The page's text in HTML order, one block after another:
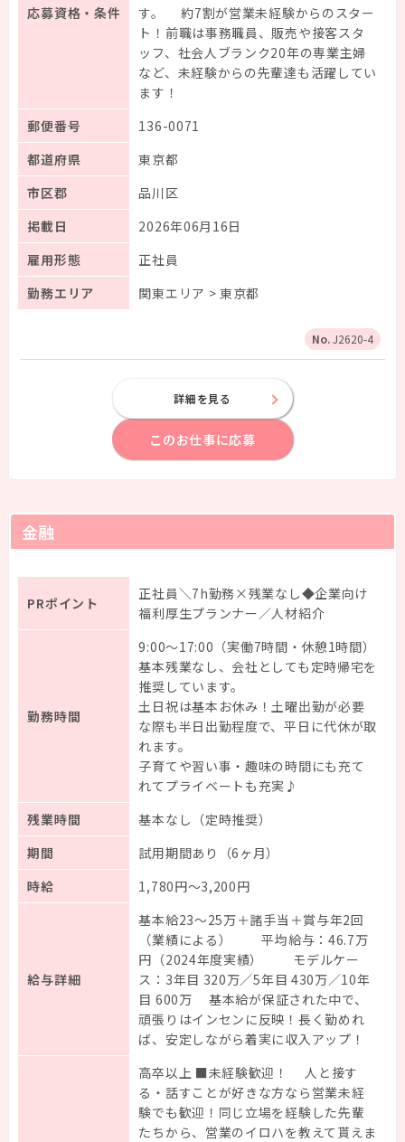
応募資格・条件
す。 約7割が営業未経験からのスター
ト！前職は事務職員、販売や接客スタ
ッフ、社会人ブランク20年の専業主婦
など、未経験からの先輩達も活躍してい
ます！
郵便番号
136-0071
都道府県
東京都
市区郡
品川区
掲載日
2026年06月16日
雇用形態
正社員
勤務エリア
関東エリア > 東京都
J2620-4
詳細を見る
このお仕事に応募
金融
PRポイント
正社員＼7h勤務×残業なし◆企業向け
福利厚生プランナー／人材紹介
勤務時間
9:00～17:00（実働7時間・休憩1時間）
基本残業なし、会社としても定時帰宅を
推奨しています。
土日祝は基本お休み！土曜出勤が必要
な際も半日出勤程度で、平日に代休が取
れます。
子育てや習い事・趣味の時間にも充て
れてプライベートも充実♪
残業時間
基本なし（定時推奨）
期間
試用期間あり（6ヶ月）
時給
1,780円～3,200円
給与詳細
基本給23～25万＋諸手当＋賞与年2回
（業績による） 平均給与：46.7万
円（2024年度実績） モデルケー
ス：3年目 320万／5年目 430万／10年
目 600万 基本給が保証された中で、
頑張りはインセンに反映！長く勤めれ
ば、安定しながら着実に収入アップ！
高卒以上 ■未経験歓迎！ 人と接す
る・話すことが好きな方なら営業未経
験でも歓迎！同じ立場を経験した先輩
たちから、営業のイロハを教えて貰えま